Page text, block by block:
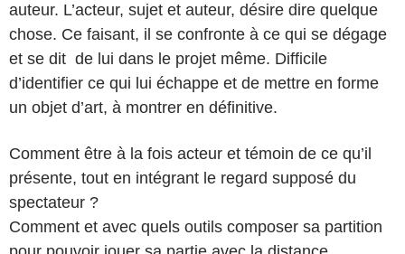
auteur. L’acteur, sujet et auteur, désire dire quelque
chose. Ce faisant, il se confronte à ce qui se dégage
et se dit de lui dans le projet même. Difficile
d’identifier ce qui lui échappe et de mettre en forme
un objet d’art, à montrer en définitive.
Comment être à la fois acteur et témoin de ce qu’il
présente, tout en intégrant le regard supposé du
spectateur ?
Comment et avec quels outils composer sa partition